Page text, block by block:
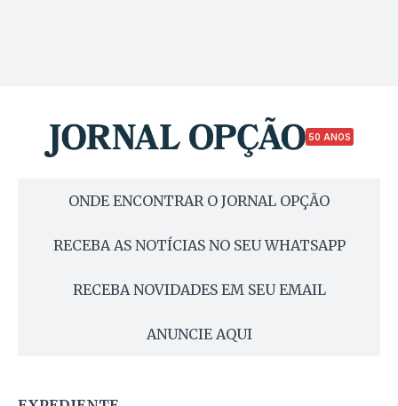
50 ANOS
ONDE ENCONTRAR O JORNAL OPÇÃO
RECEBA AS NOTÍCIAS NO SEU WHATSAPP
RECEBA NOVIDADES EM SEU EMAIL
ANUNCIE AQUI